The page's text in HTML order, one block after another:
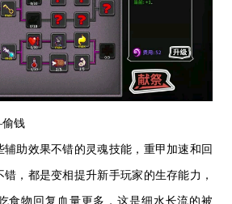
钱
辅助效果不错的灵魂技能，重甲加速和回
，都是变相提升新手玩家的生存能力，
食物回复血量更多，这是细水长流的被